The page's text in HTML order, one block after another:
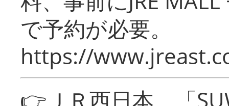
で予約が必要。
https://
👉ＪＲ西日本 「